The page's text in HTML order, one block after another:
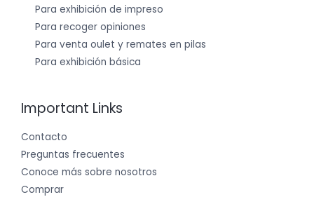
Para exhibición de impreso
Para recoger opiniones
Para venta oulet y remates en pilas
Para exhibición básica
Important Links
Contacto
Preguntas frecuentes
Conoce más sobre nosotros
Comprar